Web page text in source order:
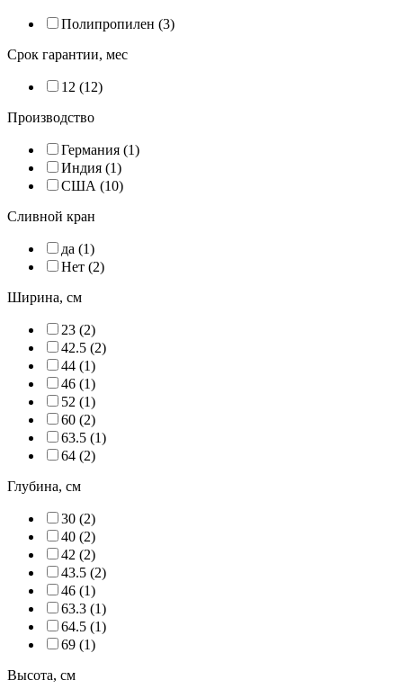
Полипропилен (3)
Срок гарантии, мес
12 (12)
Производство
Германия (1)
Индия (1)
США (10)
Сливной кран
да (1)
Нет (2)
Ширина, см
23 (2)
42.5 (2)
44 (1)
46 (1)
52 (1)
60 (2)
63.5 (1)
64 (2)
Глубина, см
30 (2)
40 (2)
42 (2)
43.5 (2)
46 (1)
63.3 (1)
64.5 (1)
69 (1)
Высота, см